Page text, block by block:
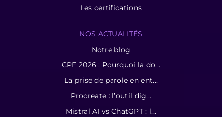
Les certifications
NOS ACTUALITÉS
Notre blog
CPF 2026 : Pourquoi la do...
La prise de parole en ent...
Procreate : l’outil dig...
Mistral AI vs ChatGPT : l...